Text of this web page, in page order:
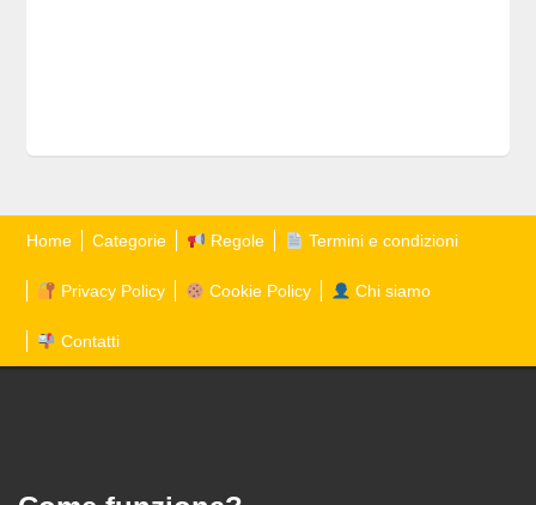
Home Categorie Regole Termini e condizioni
Privacy Policy Cookie Policy Chi siamo
Contatti